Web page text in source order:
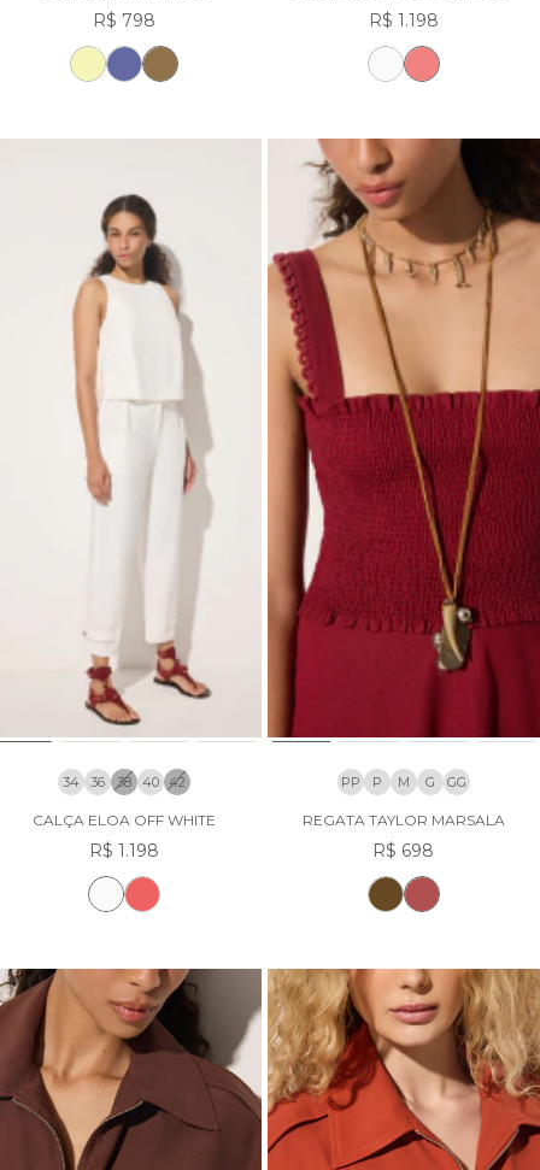
R$ 798 R$ 1.198
34 36 38 40 42
CALÇA ELOA OFF WHITE
R$ 1.198
PP P M G GG
REGATA TAYLOR MARSALA
R$ 698